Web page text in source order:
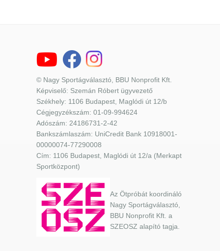
© Nagy Sportágválasztó, BBU Nonprofit Kft.
Képviselő: Szemán Róbert ügyvezető
Székhely: 1106 Budapest, Maglódi út 12/b
Cégjegyzékszám: 01-09-994624
Adószám: 24186731-2-42
Bankszámlaszám: UniCredit Bank 10918001-
00000074-77290008
Cím: 1106 Budapest, Maglódi út 12/a (Merkapt
Sportközpont)
Az Ötpróbát koordináló
Nagy Sportágválasztó,
BBU Nonprofit Kft. a
SZEOSZ alapító tagja.